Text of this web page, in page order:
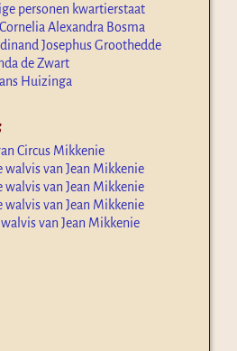
personen kwartierstaat
Alexandra Bosma
Josephus Groothedde
de Zwart
Huizinga
Circus Mikkenie
walvis van Jean Mikkenie
walvis van Jean Mikkenie
walvis van Jean Mikkenie
walvis van Jean Mikkenie